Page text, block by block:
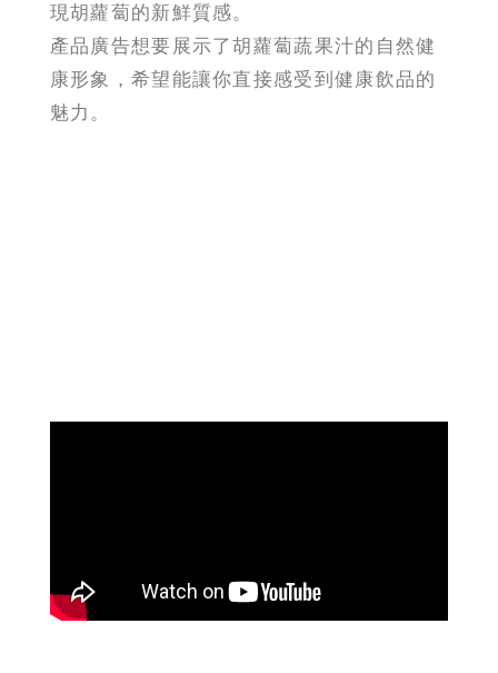
現胡蘿蔔的新鮮質感。
產品廣告想要展示了胡蘿蔔蔬果汁的自然健
康形象，希望能讓你直接感受到健康飲品的
魅力。